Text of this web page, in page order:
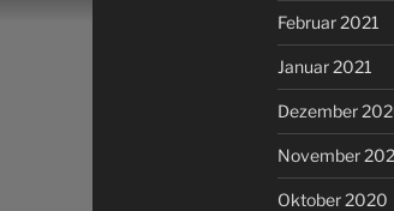
Februar 2021
Januar 2021
Dezember
November
Oktober 2020